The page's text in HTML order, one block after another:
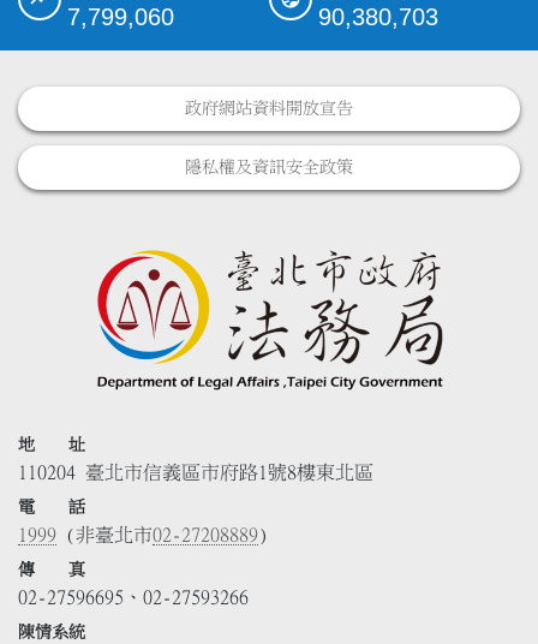
7,799,060 90,380,703
政府網站資料開放宣告
隱私權及資訊安全政策
地 址
110204 臺北市信義區市府路1號8樓東北區
電 話
1999 (非臺北市02-27208889)
傳 真
02-27596695、02-27593266
陳情系統